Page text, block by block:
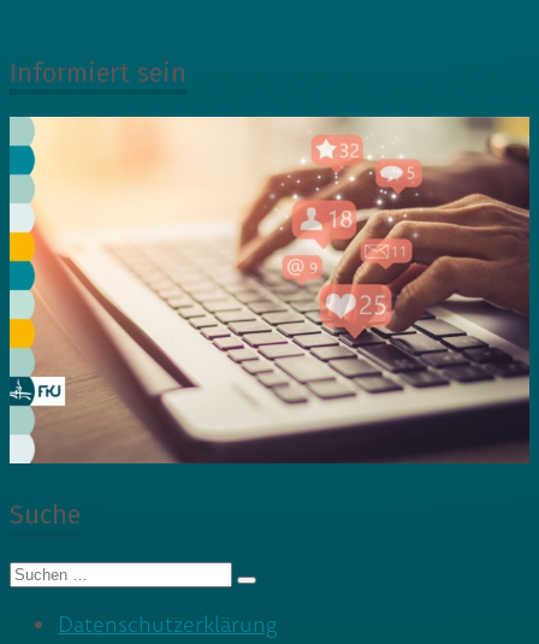
Informiert sein
Suche
Suche
Datenschutzerklärung